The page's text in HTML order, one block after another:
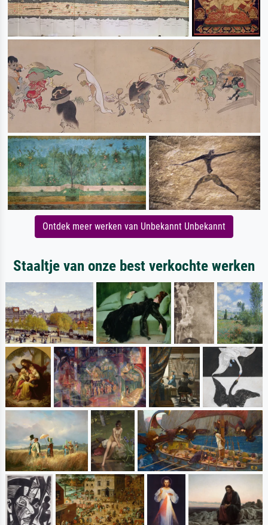
Ontdek meer werken van Unbekannt Unbekannt
Staaltje van onze best verkochte werken